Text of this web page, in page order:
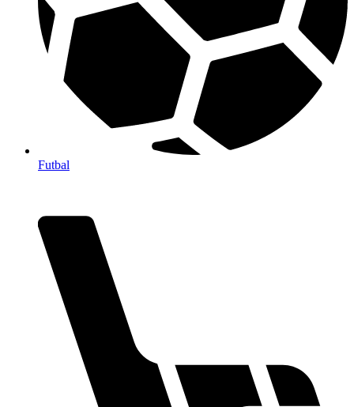
Futbal